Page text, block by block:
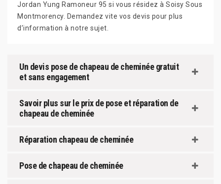
Jordan Yung Ramoneur 95 si vous résidez à Soisy Sous
Montmorency. Demandez vite vos devis pour plus
d’information à notre sujet.
Un devis pose de chapeau de cheminée gratuit
et sans engagement
Savoir plus sur le prix de pose et réparation de
chapeau de cheminée
Réparation chapeau de cheminée
Pose de chapeau de cheminée